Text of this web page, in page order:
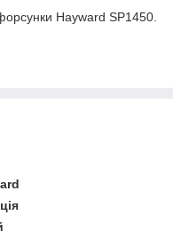
Hayward SP1450.